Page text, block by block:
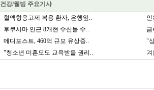
건강/웰빙 주요기사
혈액항응고제 복용 환자, 은행잎..
인
후쿠시마 인근 8개현 수산물 수..
금
메디포스트, 460억 규모 유상증..
"
"청소년 미혼모도 교육받을 권리..